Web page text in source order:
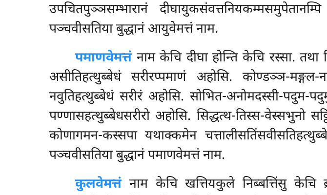
उपचितपुञ्ञसम्भारानं
पञ्चवीसतिया बुद्धानं आयुवेमत्तं नाम.
पमाणवेमत्तं नाम केचि दीघा होन्ति केचि रस्सा. तथा
असीतिहत्थुब्बेधं सरीरप्पमाणं अहोसि. कोण्डञ्ञ-
नवुतिहत्थुब्बेधं सरीरं अहोसि. सोभित-अनोमदस्सी-पदुम-
पण्णासहत्थुब्बेधसरीरो अहोसि. सिद्धत्थ-तिस्स-वेस्सभुनो
कोणागमन-कस्सपा यथाक्कमेन
पञ्चवीसतिया बुद्धानं पमाणवेमत्तं नाम.
कुलवेमत्तं नाम केचि खत्तियकुले निब्बत्तिंसु केचि